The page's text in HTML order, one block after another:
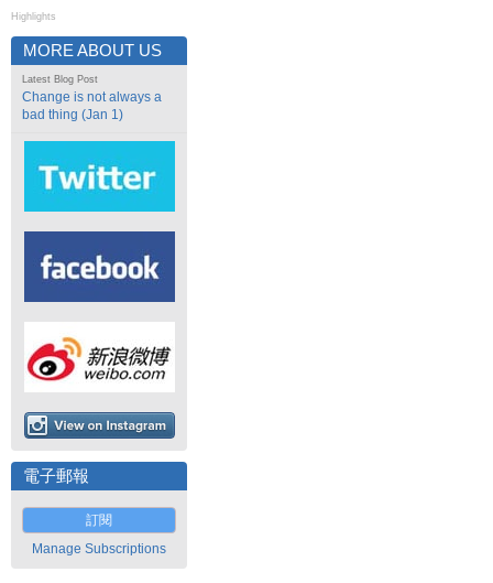
Highlights
MORE ABOUT US
Latest Blog Post
Change is not always a
bad thing (Jan 1)
電子郵報
訂閱
Manage Subscriptions